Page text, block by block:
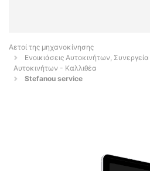
Αετοί της μηχανοκίνησης
Ενοικιάσεις Αυτοκινήτων,
Αυτοκινήτων - Καλλιθέα
Stefanou service